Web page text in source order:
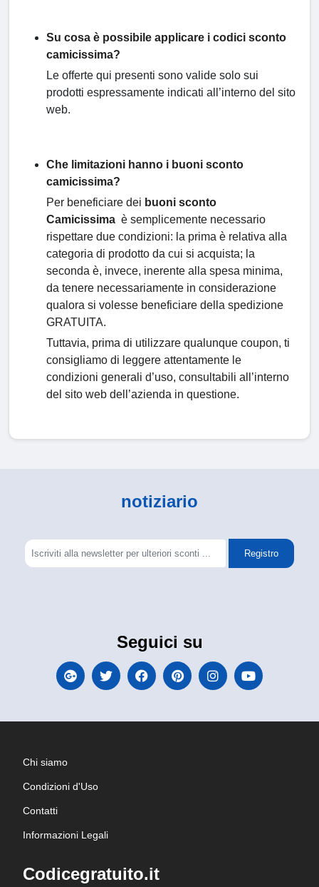
Su cosa è possibile applicare i codici sconto
camicissima?
Le offerte qui presenti sono valide solo sui
prodotti espressamente indicati all’interno del sito
web.
Che limitazioni hanno i buoni sconto
camicissima?
Per beneficiare dei buoni sconto
Camicissima è semplicemente necessario
rispettare due condizioni: la prima è relativa alla
categoria di prodotto da cui si acquista; la
seconda è, invece, inerente alla spesa minima,
da tenere necessariamente in considerazione
qualora si volesse beneficiare della spedizione
GRATUITA.
Tuttavia, prima di utilizzare qualunque coupon, ti
consigliamo di leggere attentamente le
condizioni generali d’uso, consultabili all’interno
del sito web dell’azienda in questione.
notiziario
Registro
Seguici su
Chi siamo
Condizioni d'Uso
Contatti
Informazioni Legali
Codicegratuito.it